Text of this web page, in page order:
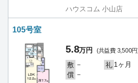
ハウスコム 小山店
105号室
5.8万円 (共益費 3,500
敷 － 礼 1ヶ月
償 －